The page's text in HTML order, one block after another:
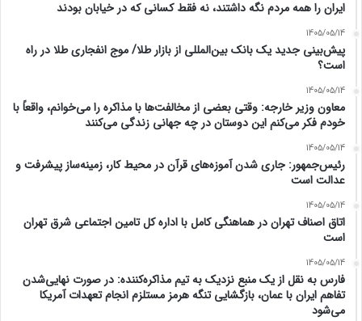
ایران را همه مردم نگه داشتند، نه فقط کسانی که در خیابان بودند
1405/05/14
پیش‌بینی جدید یک بانک بین‌المللی از بازار طلا/ موج انفجاری طلا در راه
است؟
1405/05/14
معاون وزیر خارجه: وقتی بعضی از مخالفت‌ها با مذاکره را می‌خوانم، واقعاً با
خودم فکر می‌کنم این دوستان در چه جهانی زندگی می‌کنند
1405/05/14
رئیس‌جمهور: جاری شدن آموزه‌های قرآن در محیط کار، زمینه‌ساز پیشرفت و
عدالت است
1405/05/14
اتاق اصناف تهران در هماهنگی کامل با اداره کل تامین اجتماعی شرق تهران
است
1405/05/14
فارس به نقل از یک منبع نزدیک به تیم مذاکره‌کننده: در صورت نهایی‌شدن
تفاهم ایران با عمان، بازگشایی تنگه هرمز مستلزم انجام تعهدات آمریکا
می‌شود